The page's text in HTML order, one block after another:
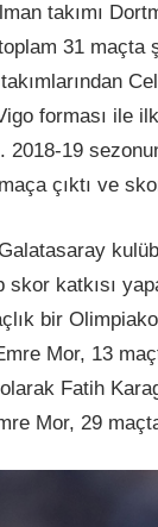
takımı
31 maçta
forması ile
19
çıktı ve
skor katkısı
bir
Mor, 13
Fatih
Mor, 29